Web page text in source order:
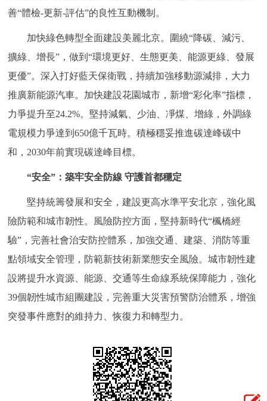
善“體檢-更新-評估”的良性互動機制。
加快綠色轉型全面建設美麗北京。圍繞“降碳、減污、
擴綠、增長”，做到“環境更好、生態更美、能源更綠、發展
更優”。深入打好藍天保衛戰，持續加強移動源減排，大力
推廣新能源汽車。加快建設花園城市，新增“彩化率”指標，
力爭提升至24.2%。堅持減氣、少油、凈煤、增綠，外調綠
電規模力爭達到650億千瓦時。積極穩妥推進碳達峰碳中
和，2030年前實現碳達峰目標。
“安全”：築牢安全防線 守護首都穩定
堅持統籌發展和安全，建設更高水準平安北京，強化風
險防範和城市韌性。風險防控方面，堅持新時代“楓橋經
驗”，完善社會治安防控體系，加強交通、建築、消防等重
點領域安全管理，防範新技術新業態安全風險。城市韌性建
設將提升水資源、能源、交通等生命線系統保障能力，強化
39個韌性城市組團建設，完善重大災害預警防治體系，增強
突發事件應對的維持力、恢復力和轉型力。